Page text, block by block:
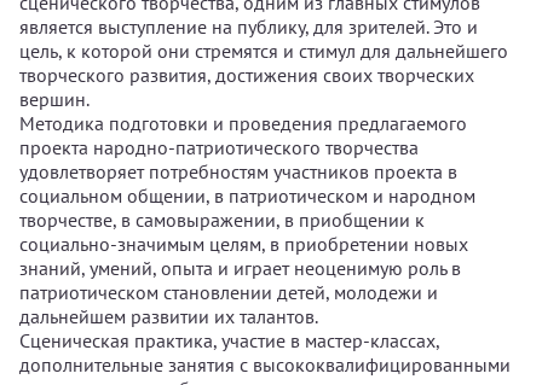
является выступление на публику, для зрителей. Это и
цель, к которой они стремятся и стимул для дальнейшего
творческого развития, достижения своих творческих
вершин.
Методика подготовки и проведения предлагаемого
проекта народно-патриотического творчества
удовлетворяет потребностям участников проекта в
социальном общении, в патриотическом и народном
творчестве, в самовыражении, в приобщении к
социально-значимым целям, в приобретении новых
знаний, умений, опыта и играет неоценимую роль в
патриотическом становлении детей, молодежи и
дальнейшем развитии их талантов.
Сценическая практика, участие в мастер-классах,
дополнительные занятия с высококвалифицированными